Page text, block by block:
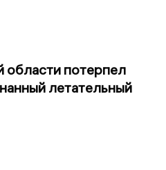
потерпел
летательный